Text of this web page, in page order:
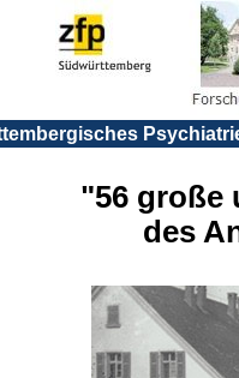
"56 große
des